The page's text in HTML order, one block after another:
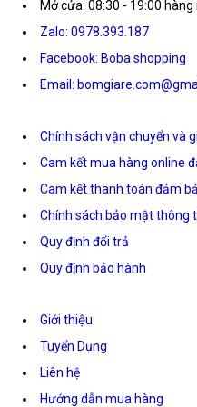
Mở cửa: 08:30 - 19:00 hàng
Zalo: 0978.393.187
Facebook: Boba shopping
Email:
Chính sách vận chuyển và
Cam kết mua hàng online
Cam kết thanh toán đảm
Chính sách bảo mật thông
Quy định đổi trả
Quy định bảo hành
Giới thiệu
Tuyển Dụng
Liên hệ
Hướng dẫn mua hàng